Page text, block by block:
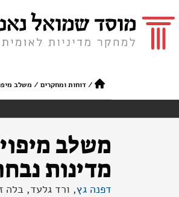
/דוחות ומחקרים / משלב
משלב
מדינות
דפנה גץ, ורד גלעד, בלה